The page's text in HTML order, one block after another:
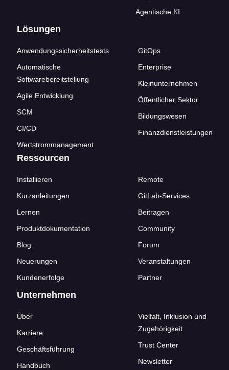
Agentische KI
Lösungen
Anwendungssicherheitstests
Automatische
Softwarebereitstellung
Agile Entwicklung
SCM
CI/CD
Wertstrommanagement
GitOps
Enterprise
Kleinunternehmen
Öffentlicher Sektor
Bildungswesen
Finanzdienstleistungen
Ressourcen
Installieren
Kurzanleitungen
Lernen
Produktdokumentation
Blog
Neuerungen
Kundenerfolge
Remote
GitLab-Services
Beitragen
Community
Forum
Veranstaltungen
Partner
Unternehmen
Über
Karriere
Geschäftsführung
Handbuch
Vielfalt, Inklusion und
Zugehörigkeit
Trust Center
Newsletter